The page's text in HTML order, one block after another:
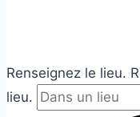
Renseignez le lieu.
lieu.